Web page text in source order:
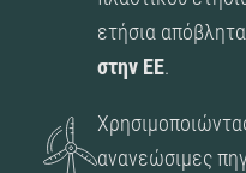
ετήσια
στην ΕΕ.
ανανεώσιμες